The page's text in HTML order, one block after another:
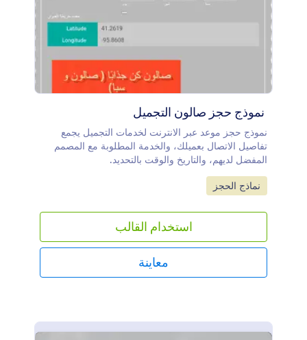
نموذج حجز صالون التجميل
نموذج حجز موعد عبر الانترنت لخدمات التجميل يجمع
تفاصيل الاتصال بعميلك، والخدمة المطلوبة مع المصمم
المفضل لديهم، والتاريخ والوقت بالتحديد.
Go to Category:
نماذج الحجز
استخدام القالب
معاينة